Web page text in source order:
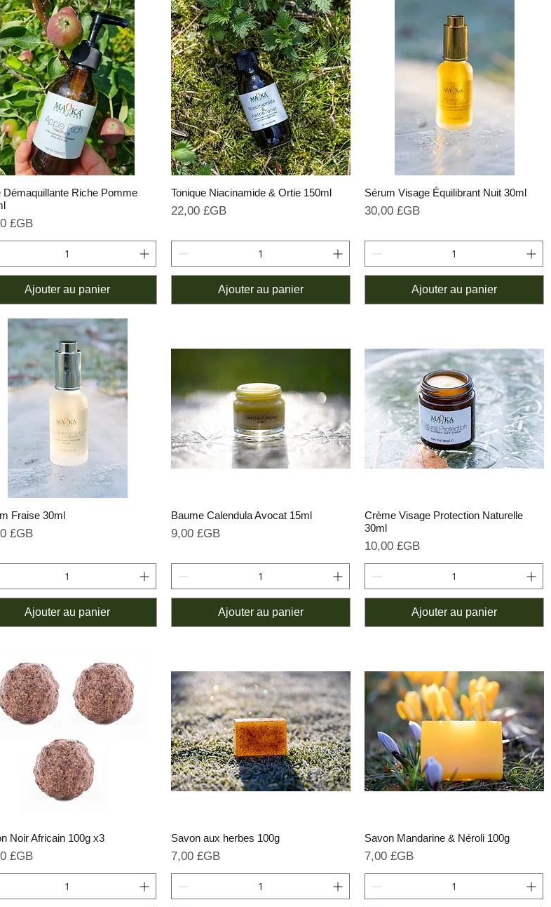
Démaquillante Riche Pomme
£GB
Ajouter au panier
Tonique Niacinamide & Ortie 150ml
Prix
22,00 £GB
Ajouter au panier
Sérum Visage Équilibrant Nuit 30ml
Prix
30,00 £GB
Ajouter au panier
Fraise 30ml
£GB
Ajouter au panier
Baume Calendula Avocat 15ml
Prix
9,00 £GB
Ajouter au panier
Crème Visage Protection Naturelle
30ml
Prix
10,00 £GB
Ajouter au panier
Noir Africain 100g x3
£GB
Savon aux herbes 100g
Prix
7,00 £GB
Savon Mandarine & Néroli 100g
Prix
7,00 £GB